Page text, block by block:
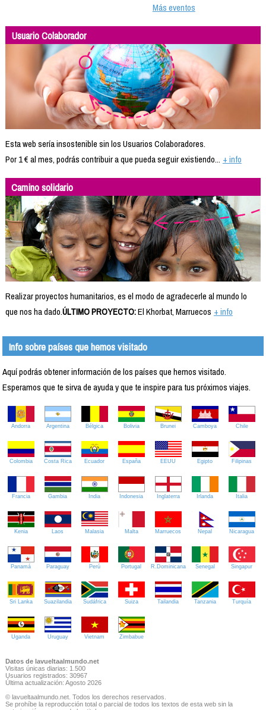
Más eventos
Usuario Colaborador
Esta web sería insostenible sin los Usuarios Colaboradores.
Por 1 € al mes, podrás contribuir a que pueda seguir existiendo... + info
Camino solidario
Realizar proyectos humanitarios, es el modo de agradecerle al mundo lo
que nos ha dado.ÚLTIMO PROYECTO:El Khorbat, Marruecos + info
Info sobre países que hemos visitado
Aquí podrás obtener información de los países que hemos visitado.
Esperamos que te sirva de ayuda y que te inspire para tus próximos viajes.
Andorra Argentina Bélgica Bolivia Brunei Camboya Chile
Colombia Costa Rica Ecuador España EEUU Egipto Filipinas
Francia Gambia India Indonesia Inglaterra Irlanda Italia
Kenia Laos Malasia Malta Marruecos Nepal Nicaragua
Panamá Paraguay Perú Portugal R.Dominicana Senegal Singapur
Sri Lanka Suazilandia Sudáfrica Suiza Tailandia Tanzania Turquía
Uganda Uruguay Vietnam Zimbabue
Datos de lavueltaalmundo.net
Visitas únicas diarias: 1.500
Usuarios registrados: 30967
Última actualización: Agosto 2026
© lavueltaalmundo.net. Todos los derechos reservados.
Se prohíbe la reproducción total o parcial de todos los textos de esta web sin la